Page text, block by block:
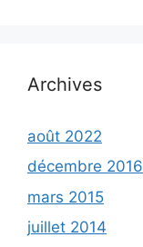
Archives
août 2022
décembre 2016
mars 2015
juillet 2014